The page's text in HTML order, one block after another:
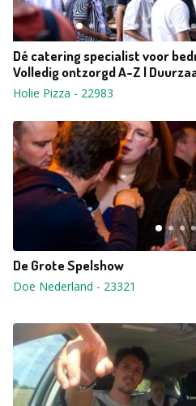
Dé catering specialist voor
Volledig ontzorgd A-Z |
Holie Pizza - 22983
De Grote Spelshow
Doe Nederland - 23321